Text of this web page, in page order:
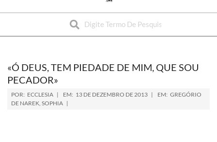
BYBLOS
«Ó DEUS, TEM PIEDADE DE MIM, QUE SOU
PECADOR»
POR: ECCLESIA EM: 13 DE DEZEMBRO DE 2013 EM: GREGÓRIO
DE NAREK, SOPHIA